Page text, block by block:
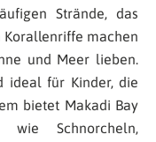
Strände, das
machen
und Meer lieben.
ideal für Kinder, die
bietet Makadi Bay
wie Schnorcheln,